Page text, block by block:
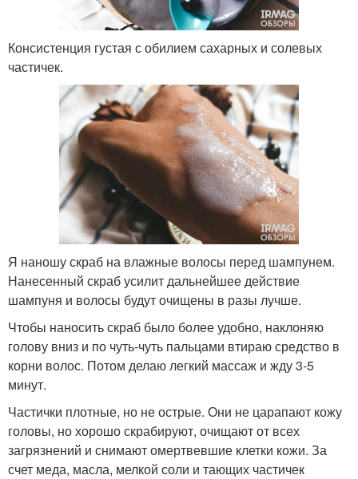
Консистенция густая с обилием сахарных и солевых
частичек.
Я наношу скраб на влажные волосы перед шампунем.
Нанесенный скраб усилит дальнейшее действие
шампуня и волосы будут очищены в разы лучше.
Чтобы наносить скраб было более удобно, наклоняю
голову вниз и по чуть-чуть пальцами втираю средство в
корни волос. Потом делаю легкий массаж и жду 3-5
минут.
Частички плотные, но не острые. Они не царапают кожу
головы, но хорошо скрабируют, очищают от всех
загрязнений и снимают омертвевшие клетки кожи. За
счет меда, масла, мелкой соли и тающих частичек